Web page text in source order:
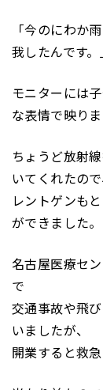
「今のにわか
我したんです。
モニターには
な表情で映りま
ちょうど放射
いてくれたので
レントゲンも
ができました。
名古屋医療セ
で
交通事故や飛
いましたが、
開業すると救